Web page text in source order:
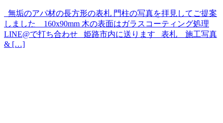
無垢のアパ材の長方形の表札 門柱の写真を拝見してご提案
しました 160x90mm 木の表面はガラスコーティング処理
LINE@で打ち合わせ 姫路市内に送ります 表札 施工写真
& […]